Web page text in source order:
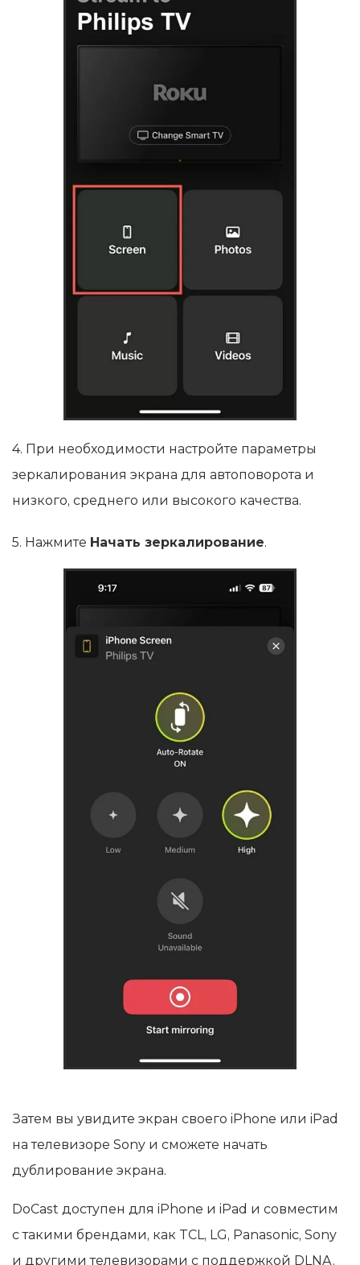
4. При необходимости настройте параметры
зеркалирования экрана для автоповорота и
низкого, среднего или высокого качества.
5. Нажмите Начать зеркалирование.
Затем вы увидите экран своего iPhone или iPad
на телевизоре Sony и сможете начать
дублирование экрана.
DoCast доступен для iPhone и iPad и совместим
с такими брендами, как TCL, LG, Panasonic, Sony
и другими телевизорами с поддержкой DLNA.